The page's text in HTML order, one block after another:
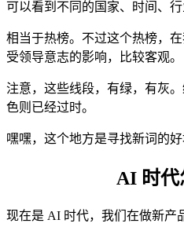
可以看到不同的国家、时间、行
相当于热榜。不过这个热榜，
受领导意志的影响，比较客观。
注意，这些线段，有绿，有灰
色则已经过时。
嘿嘿，这个地方是寻找新词的好
AI 时代
现在是 AI 时代，我们在做新产